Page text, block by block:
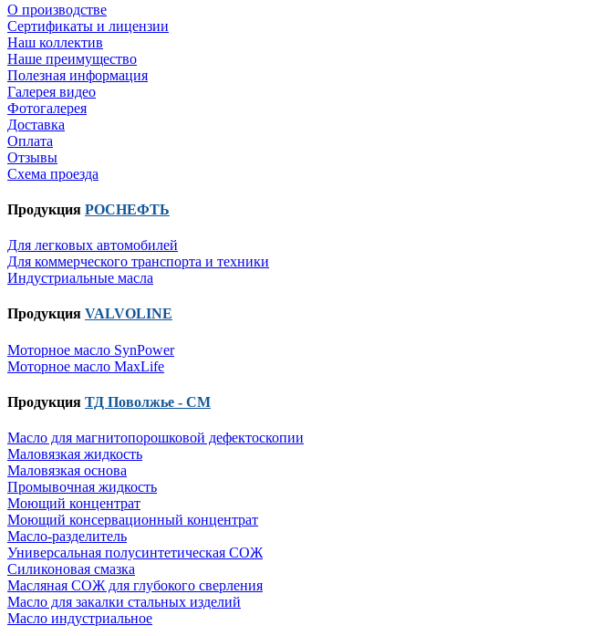
О производстве
Сертификаты и лицензии
Наш коллектив
Наше преимущество
Полезная информация
Галерея видео
Фотогалерея
Доставка
Оплата
Отзывы
Схема проезда
Продукция РОСНЕФТЬ
Для легковых автомобилей
Для коммерческого транспорта и техники
Индустриальные масла
Продукция VALVOLINE
Моторное масло SynPower
Моторное масло MaxLife
Продукция ТД Поволжье - СМ
Масло для магнитопорошковой дефектоскопии
Маловязкая жидкость
Маловязкая основа
Промывочная жидкость
Моющий концентрат
Моющий консервационный концентрат
Масло-разделитель
Универсальная полусинтетическая СОЖ
Силиконовая смазка
⁣Масляная СОЖ для глубокого сверления
⁣Масло для закалки стальных изделий
⁣Масло индустриальное